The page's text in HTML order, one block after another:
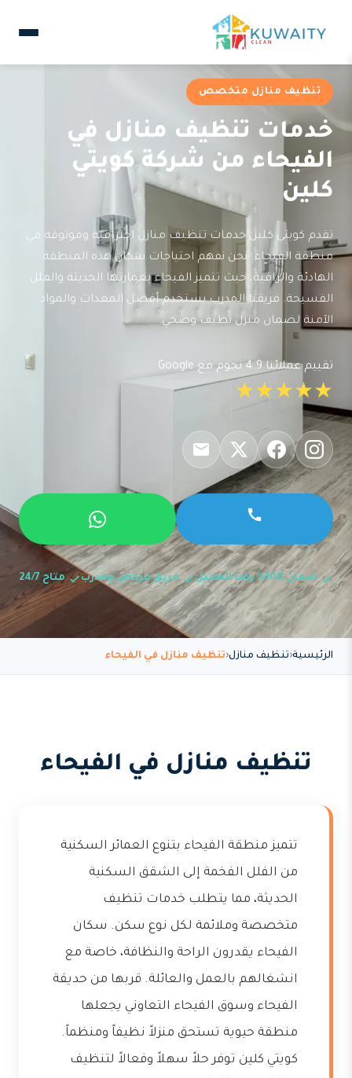
تنظيف منازل متخصص
خدمات تنظيف منازل في
الفيحاء من شركة كويتي
كلين
تقدم كويتي كلين خدمات تنظيف منازل احترافية وموثوقة في
منطقة الفيحاء. نحن نفهم احتياجات سكان هذه المنطقة
الهادئة والراقية، حيث تتميز الفيحاء بعمارتها الحديثة والفلل
الفسيحة. فريقنا المدرب يستخدم أفضل المعدات والمواد
الآمنة لضمان منزل نظيف وصحي.
تقييم عملائنا 4.9 نجوم مع Google
★★★★★
ضمان 100% رضا العميل فريق مرخص ومدرب متاح 24/7
الرئيسية تنظيف منازل تنظيف منازل في الفيحاء
تنظيف منازل في الفيحاء
تتميز منطقة الفيحاء بتنوع العمائر السكنية
من الفلل الفخمة إلى الشقق السكنية
الحديثة، مما يتطلب خدمات تنظيف
متخصصة وملائمة لكل نوع سكن. سكان
الفيحاء يقدرون الراحة والنظافة، خاصة مع
انشغالهم بالعمل والعائلة. قربها من حديقة
الفيحاء وسوق الفيحاء التعاوني يجعلها
منطقة حيوية تستحق منزلاً نظيفاً ومنظماً.
كويتي كلين توفر حلاً سهلاً وفعالاً لتنظيف